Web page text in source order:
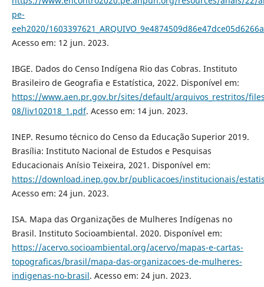
pe-
eeh2020/
Acesso em: 12 jun. 2023.
IBGE. Dados do Censo Indígena Rio das Cobras. Instituto
Brasileiro de Geografia e Estatística, 2022. Disponível em:
https://www.aen.pr.gov.br/sites/default/arquivos_restritos/
08/liv102018_1.pdf. Acesso em: 14 jun. 2023.
INEP. Resumo técnico do Censo da Educação Superior 2019.
Brasília: Instituto Nacional de Estudos e Pesquisas
Educacionais Anísio Teixeira, 2021. Disponível em:
https://download.inep.gov.br/publicacoes/institucionais/
Acesso em: 24 jun. 2023.
ISA. Mapa das Organizações de Mulheres Indígenas no
Brasil. Instituto Socioambiental. 2020. Disponível em:
https://acervo.socioambiental.org/acervo/mapas-e-cartas-
topograficas/brasil/mapa-das-organizacoes-de-mulheres-
indigenas-no-brasil. Acesso em: 24 jun. 2023.